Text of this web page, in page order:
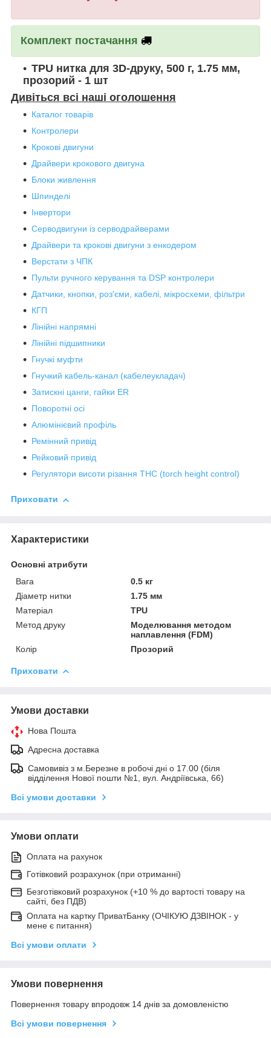
Комплект постачання
TPU нитка для 3D-друку, 500 г, 1.75 мм,
прозорий - 1 шт
Дивіться всі наші оголошення
Каталог товарів
Контролери
Крокові двигуни
Драйвери крокового двигуна
Блоки живлення
Шпинделі
Інвертори
Серводвигуни із серводрайверами
Драйвери та крокові двигуни з енкодером
Верстати з ЧПК
Пульти ручного керування та DSP контролери
Датчики, кнопки, роз'єми, кабелі, мікросхеми, фільтри
КГП
Лінійні напрямні
Лінійні підшипники
Гнучкі муфти
Гнучкий кабель-канал (кабелеукладач)
Затискні цанги, гайки ER
Поворотні осі
Алюмінієвий профіль
Ремінний привід
Рейковий привід
Регулятори висоти різання THC (torch height control)
Приховати
Характеристики
Основні атрибути
Вага
0.5 кг
Діаметр нитки
1.75 мм
Матеріал
TPU
Метод друку
Моделювання методом
наплавлення (FDM)
Колір
Прозорий
Приховати
Умови доставки
Нова Пошта
Адресна доставка
Самовивіз з м.Березне в робочі дні о 17.00 (біля
відділення Нової пошти №1, вул. Андріївська, 66)
Всі умови доставки
Умови оплати
Оплата на рахунок
Готівковий розрахунок (при отриманні)
Безготівковий розрахунок (+10 % до вартості товару на
сайті, без ПДВ)
Оплата на картку ПриватБанку (ОЧІКУЮ ДЗВІНОК - у
мене є питання)
Всі умови оплати
Умови повернення
Повернення товару впродовж 14 днів за домовленістю
Всі умови повернення